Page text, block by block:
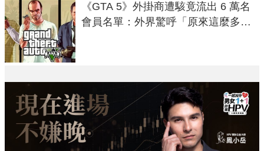
《GTA 5》外掛商遭駭竟流出 6 萬名
會員名單：外界驚呼「原來這麼多人